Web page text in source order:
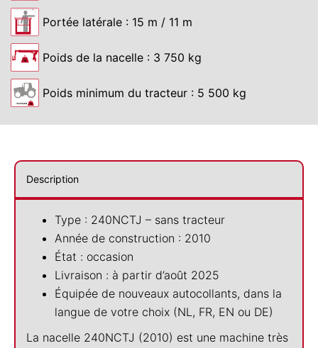
Portée latérale : 15 m / 11 m
Poids de la nacelle : 3 750 kg
Poids minimum du tracteur : 5 500 kg
Description
Type : 240NCTJ – sans tracteur
Année de construction : 2010
État : occasion
Livraison : à partir d’août 2025
Équipée de nouveaux autocollants, dans la
langue de votre choix (NL, FR, EN ou DE)
La nacelle 240NCTJ (2010) est une machine très